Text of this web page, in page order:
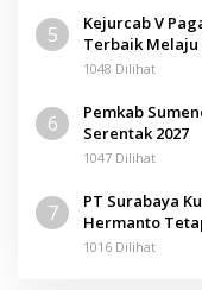
5
Kejurcab V
Terbaik
1048 Dilihat
6
Pemkab
Serentak 2027
1047 Dilihat
7
PT Surabaya
Hermanto
Pamolokan
1016 Dilihat